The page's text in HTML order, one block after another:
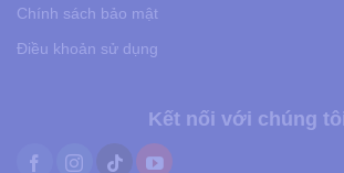
Chính sách bảo mật
Điều khoản sử dụng
Kết nối với chúng